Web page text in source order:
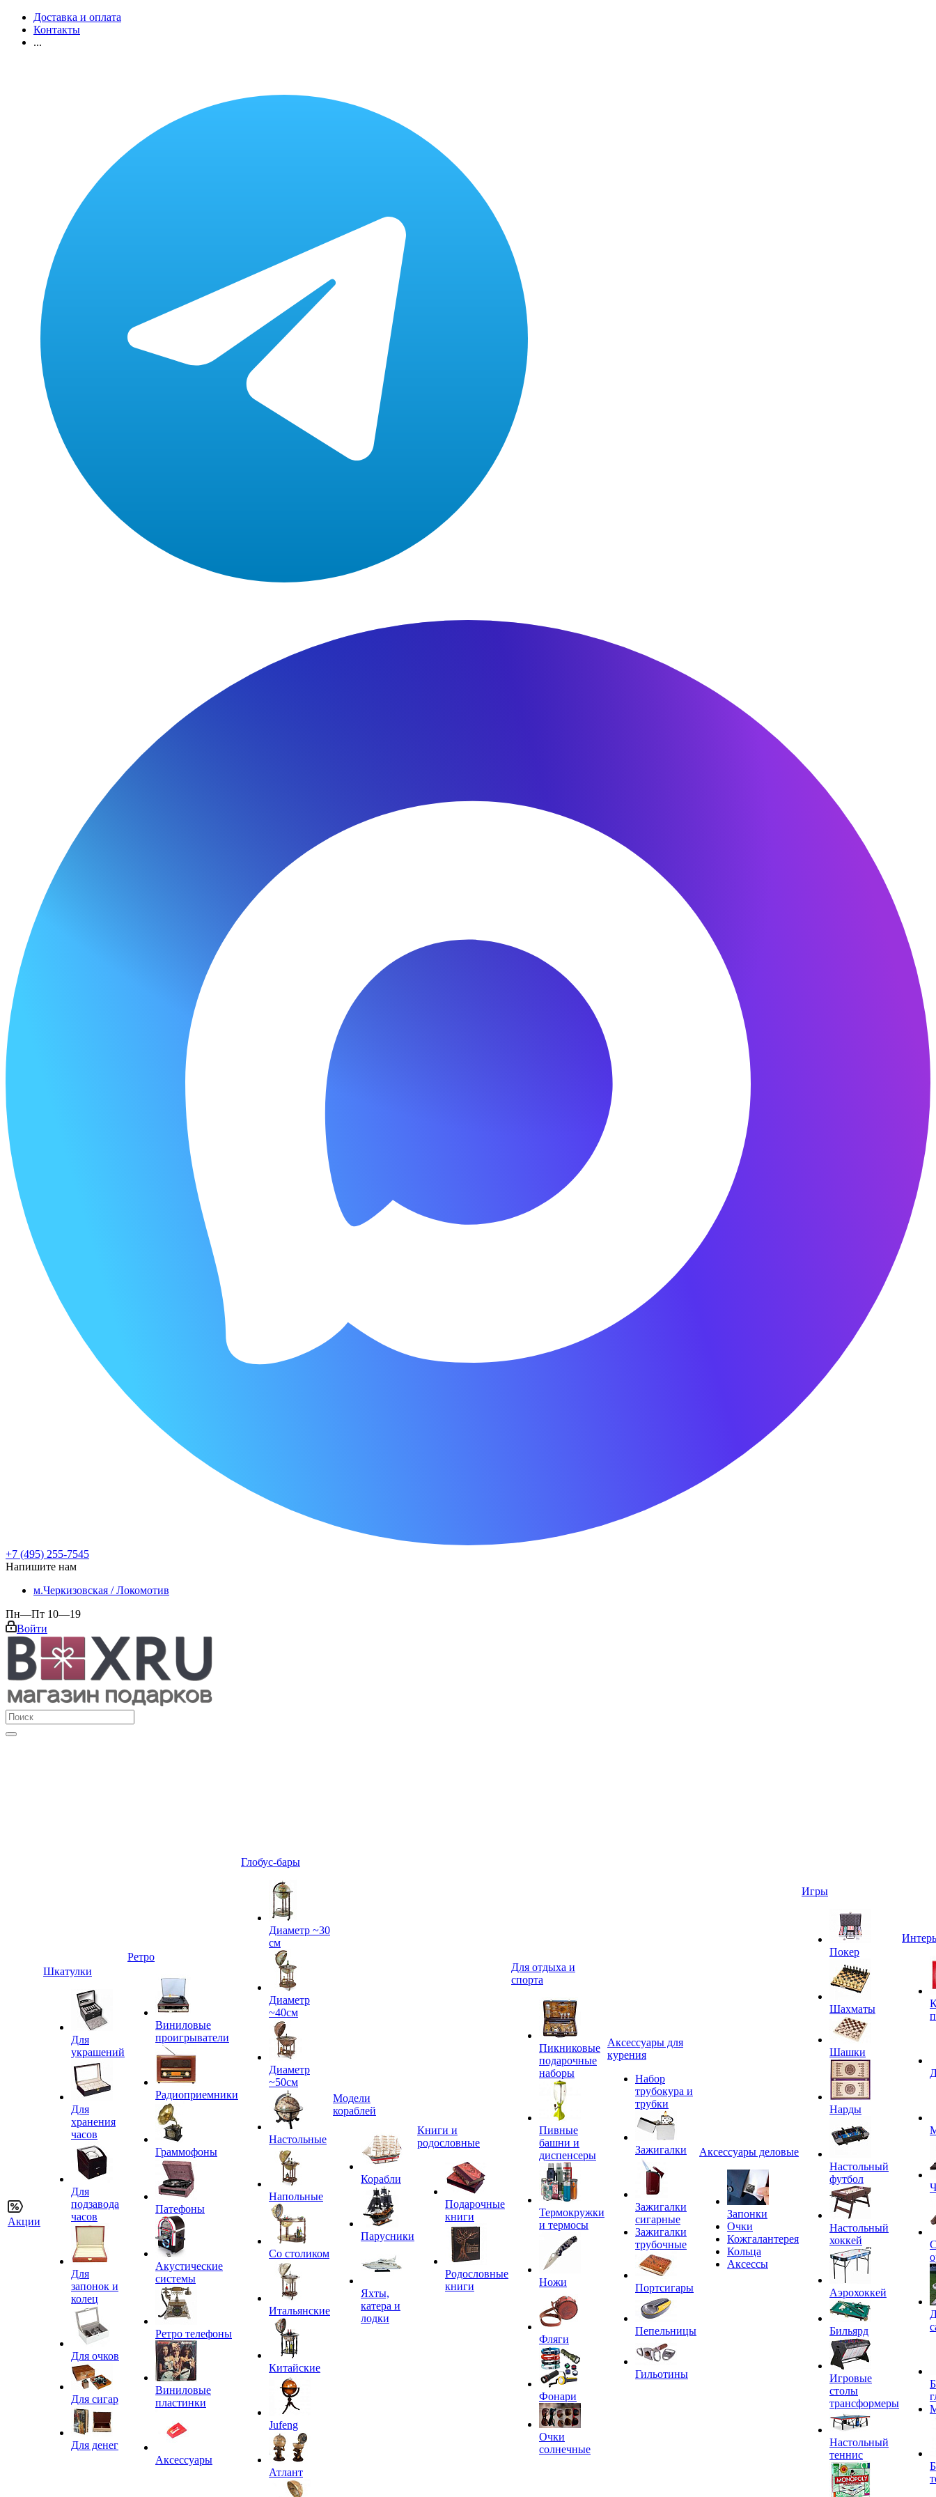
Доставка и оплата
Контакты
...
+7 (495) 255-7545
Напишите нам
м.Черкизовская / Локомотив
Пн—Пт 10—19
Войти
Акции
Шкатулки
Для
украшений
Для
хранения
часов
Для
подзавода
часов
Для
запонок и
колец
Для очков
Для сигар
Для денег
Ретро
Виниловые
проигрыватели
Радиоприемники
Граммофоны
Патефоны
Акустические
системы
Ретро телефоны
Виниловые
пластинки
Аксессуары
Глобус-бары
Диаметр ~30
см
Диаметр
~40см
Диаметр
~50см
Настольные
Напольные
Со столиком
Итальянские
Китайские
Jufeng
Атлант
Модели
кораблей
Корабли
Парусники
Яхты,
катера и
лодки
Книги и
родословные
Подарочные
книги
Родословные
книги
Для отдыха и
спорта
Пикниковые
подарочные
наборы
Пивные
башни и
диспенсеры
Термокружки
и термосы
Ножи
Фляги
Фонари
Очки
солнечные
Аксессуары для
курения
Набор
трубокура и
трубки
Зажигалки
Зажигалки
сигарные
Зажигалки
трубочные
Портсигары
Пепельницы
Гильотины
Аксессуары деловые
Запонки
Очки
Кожгалантерея
Кольца
Аксессы
Игры
Покер
Шахматы
Шашки
Нарды
Настольный
футбол
Настольный
хоккей
Аэрохоккей
Бильярд
Игровые
столы
трансформеры
Настольный
теннис